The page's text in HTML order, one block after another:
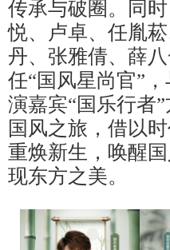
传承与破圈。同
悦、卢卓、任胤
丹、张雅倩、薛
任“国风星尚官”
演嘉宾“国乐行者
国风之旅，借以
重焕新生，唤醒
现东方之美。